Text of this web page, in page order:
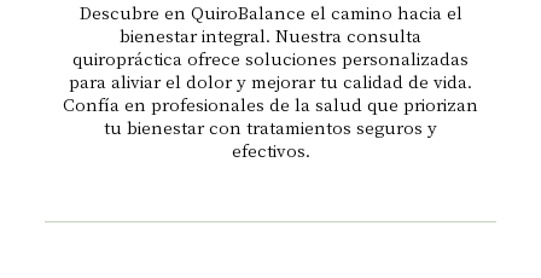
Descubre en QuiroBalance el camino hacia el
bienestar integral. Nuestra consulta
quiropráctica ofrece soluciones personalizadas
para aliviar el dolor y mejorar tu calidad de vida.
Confía en profesionales de la salud que priorizan
tu bienestar con tratamientos seguros y
efectivos.